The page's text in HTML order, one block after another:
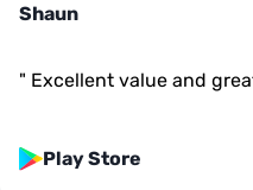
Shaun
" Excellent value and
Play Store